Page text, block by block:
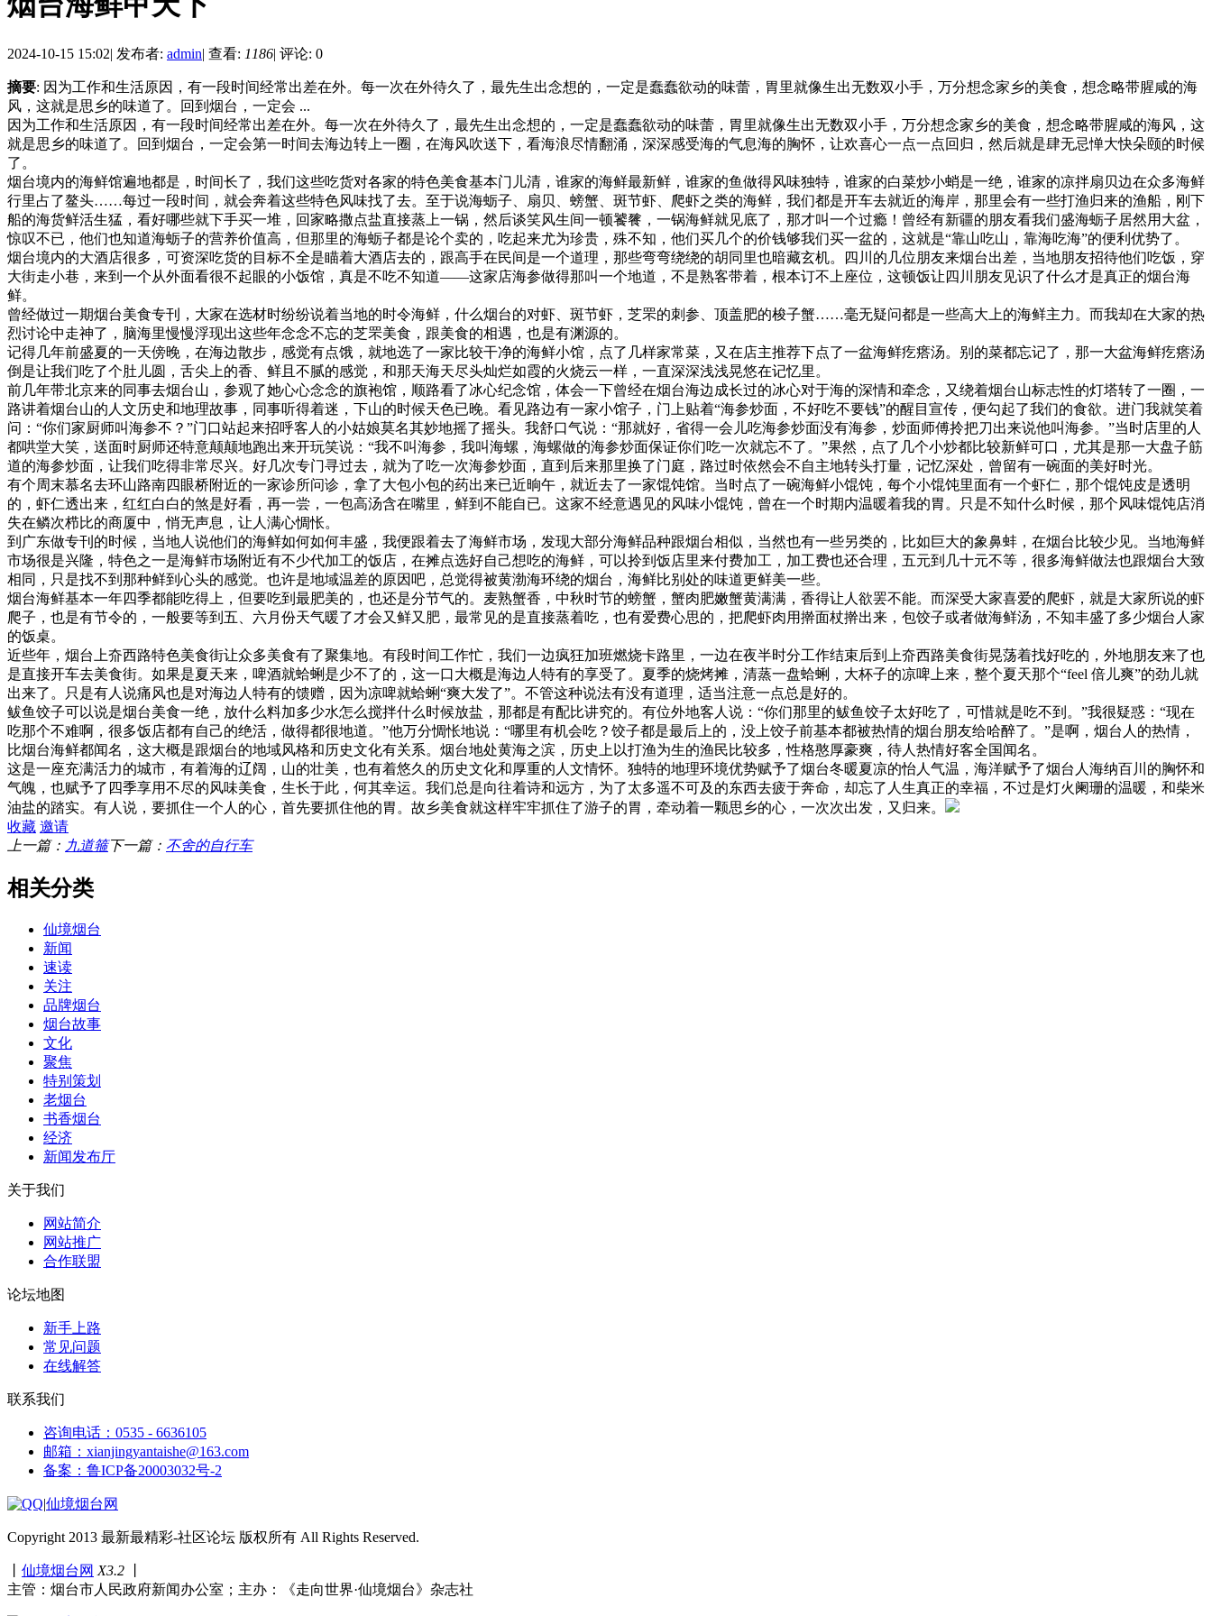
2024-10-15 15:02| 发布者: admin| 查看: 1186| 评论: 0
摘要: 因为工作和生活原因，有一段时间经常出差在外。每一次在外待久了，最先生出念想的，一定是蠢蠢欲动的味蕾，胃里就像生出无数双小手，万分想念家乡的美食，想念略带腥咸的海
风，这就是思乡的味道了。回到烟台，一定会 ...
因为工作和生活原因，有一段时间经常出差在外。每一次在外待久了，最先生出念想的，一定是蠢蠢欲动的味蕾，胃里就像生出无数双小手，万分想念家乡的美食，想念略带腥咸的海风，这
就是思乡的味道了。回到烟台，一定会第一时间去海边转上一圈，在海风吹送下，看海浪尽情翻涌，深深感受海的气息海的胸怀，让欢喜心一点一点回归，然后就是肆无忌惮大快朵颐的时候
了。
烟台境内的海鲜馆遍地都是，时间长了，我们这些吃货对各家的特色美食基本门儿清，谁家的海鲜最新鲜，谁家的鱼做得风味独特，谁家的白菜炒小蛸是一绝，谁家的凉拌扇贝边在众多海鲜
行里占了鳌头……每过一段时间，就会奔着这些特色风味找了去。至于说海蛎子、扇贝、螃蟹、斑节虾、爬虾之类的海鲜，我们都是开车去就近的海岸，那里会有一些打渔归来的渔船，刚下
船的海货鲜活生猛，看好哪些就下手买一堆，回家略撒点盐直接蒸上一锅，然后谈笑风生间一顿饕餮，一锅海鲜就见底了，那才叫一个过瘾！曾经有新疆的朋友看我们盛海蛎子居然用大盆，
惊叹不已，他们也知道海蛎子的营养价值高，但那里的海蛎子都是论个卖的，吃起来尤为珍贵，殊不知，他们买几个的价钱够我们买一盆的，这就是“靠山吃山，靠海吃海”的便利优势了。
烟台境内的大酒店很多，可资深吃货的目标不全是瞄着大酒店去的，跟高手在民间是一个道理，那些弯弯绕绕的胡同里也暗藏玄机。四川的几位朋友来烟台出差，当地朋友招待他们吃饭，穿
大街走小巷，来到一个从外面看很不起眼的小饭馆，真是不吃不知道——这家店海参做得那叫一个地道，不是熟客带着，根本订不上座位，这顿饭让四川朋友见识了什么才是真正的烟台海
鲜。
曾经做过一期烟台美食专刊，大家在选材时纷纷说着当地的时令海鲜，什么烟台的对虾、斑节虾，芝罘的刺参、顶盖肥的梭子蟹……毫无疑问都是一些高大上的海鲜主力。而我却在大家的热
烈讨论中走神了，脑海里慢慢浮现出这些年念念不忘的芝罘美食，跟美食的相遇，也是有渊源的。
记得几年前盛夏的一天傍晚，在海边散步，感觉有点饿，就地选了一家比较干净的海鲜小馆，点了几样家常菜，又在店主推荐下点了一盆海鲜疙瘩汤。别的菜都忘记了，那一大盆海鲜疙瘩汤
倒是让我们吃了个肚儿圆，舌尖上的香、鲜且不腻的感觉，和那天海天尽头灿烂如霞的火烧云一样，一直深深浅浅晃悠在记忆里。
前几年带北京来的同事去烟台山，参观了她心心念念的旗袍馆，顺路看了冰心纪念馆，体会一下曾经在烟台海边成长过的冰心对于海的深情和牵念，又绕着烟台山标志性的灯塔转了一圈，一
路讲着烟台山的人文历史和地理故事，同事听得着迷，下山的时候天色已晚。看见路边有一家小馆子，门上贴着“海参炒面，不好吃不要钱”的醒目宣传，便勾起了我们的食欲。进门我就笑着
问：“你们家厨师叫海参不？”门口站起来招呼客人的小姑娘莫名其妙地摇了摇头。我舒口气说：“那就好，省得一会儿吃海参炒面没有海参，炒面师傅拎把刀出来说他叫海参。”当时店里的人
都哄堂大笑，送面时厨师还特意颠颠地跑出来开玩笑说：“我不叫海参，我叫海螺，海螺做的海参炒面保证你们吃一次就忘不了。”果然，点了几个小炒都比较新鲜可口，尤其是那一大盘子筋
道的海参炒面，让我们吃得非常尽兴。好几次专门寻过去，就为了吃一次海参炒面，直到后来那里换了门庭，路过时依然会不自主地转头打量，记忆深处，曾留有一碗面的美好时光。
有个周末慕名去环山路南四眼桥附近的一家诊所问诊，拿了大包小包的药出来已近晌午，就近去了一家馄饨馆。当时点了一碗海鲜小馄饨，每个小馄饨里面有一个虾仁，那个馄饨皮是透明
的，虾仁透出来，红红白白的煞是好看，再一尝，一包高汤含在嘴里，鲜到不能自已。这家不经意遇见的风味小馄饨，曾在一个时期内温暖着我的胃。只是不知什么时候，那个风味馄饨店消
失在鳞次栉比的商厦中，悄无声息，让人满心惆怅。
到广东做专刊的时候，当地人说他们的海鲜如何如何丰盛，我便跟着去了海鲜市场，发现大部分海鲜品种跟烟台相似，当然也有一些另类的，比如巨大的象鼻蚌，在烟台比较少见。当地海鲜
市场很是兴隆，特色之一是海鲜市场附近有不少代加工的饭店，在摊点选好自己想吃的海鲜，可以拎到饭店里来付费加工，加工费也还合理，五元到几十元不等，很多海鲜做法也跟烟台大致
相同，只是找不到那种鲜到心头的感觉。也许是地域温差的原因吧，总觉得被黄渤海环绕的烟台，海鲜比别处的味道更鲜美一些。
烟台海鲜基本一年四季都能吃得上，但要吃到最肥美的，也还是分节气的。麦熟蟹香，中秋时节的螃蟹，蟹肉肥嫩蟹黄满满，香得让人欲罢不能。而深受大家喜爱的爬虾，就是大家所说的虾
爬子，也是有节令的，一般要等到五、六月份天气暖了才会又鲜又肥，最常见的是直接蒸着吃，也有爱费心思的，把爬虾肉用擀面杖擀出来，包饺子或者做海鲜汤，不知丰盛了多少烟台人家
的饭桌。
近些年，烟台上夼西路特色美食街让众多美食有了聚集地。有段时间工作忙，我们一边疯狂加班燃烧卡路里，一边在夜半时分工作结束后到上夼西路美食街晃荡着找好吃的，外地朋友来了也
是直接开车去美食街。如果是夏天来，啤酒就蛤蜊是少不了的，这一口大概是海边人特有的享受了。夏季的烧烤摊，清蒸一盘蛤蜊，大杯子的凉啤上来，整个夏天那个“feel 倍儿爽”的劲儿就
出来了。只是有人说痛风也是对海边人特有的馈赠，因为凉啤就蛤蜊“爽大发了”。不管这种说法有没有道理，适当注意一点总是好的。
鲅鱼饺子可以说是烟台美食一绝，放什么料加多少水怎么搅拌什么时候放盐，那都是有配比讲究的。有位外地客人说：“你们那里的鲅鱼饺子太好吃了，可惜就是吃不到。”我很疑惑：“现在
吃那个不难啊，很多饭店都有自己的绝活，做得都很地道。”他万分惆怅地说：“哪里有机会吃？饺子都是最后上的，没上饺子前基本都被热情的烟台朋友给哈醉了。”是啊，烟台人的热情，
比烟台海鲜都闻名，这大概是跟烟台的地域风格和历史文化有关系。烟台地处黄海之滨，历史上以打渔为生的渔民比较多，性格憨厚豪爽，待人热情好客全国闻名。
这是一座充满活力的城市，有着海的辽阔，山的壮美，也有着悠久的历史文化和厚重的人文情怀。独特的地理环境优势赋予了烟台冬暖夏凉的怡人气温，海洋赋予了烟台人海纳百川的胸怀和
气魄，也赋予了四季享用不尽的风味美食，生长于此，何其幸运。我们总是向往着诗和远方，为了太多遥不可及的东西去疲于奔命，却忘了人生真正的幸福，不过是灯火阑珊的温暖，和柴米
油盐的踏实。有人说，要抓住一个人的心，首先要抓住他的胃。故乡美食就这样牢牢抓住了游子的胃，牵动着一颗思乡的心，一次次出发，又归来。
收藏 邀请
上一篇： 九道箍下一篇： 不舍的自行车
相关分类
仙境烟台
新闻
速读
关注
品牌烟台
烟台故事
文化
聚焦
特别策划
老烟台
书香烟台
经济
新闻发布厅
关于我们
网站简介
网站推广
合作联盟
论坛地图
新手上路
常见问题
在线解答
联系我们
咨询电话：0535 - 6636105
邮箱：xianjingyantaishe@163.com
备案：鲁ICP备20003032号-2
|仙境烟台网
Copyright 2013 最新最精彩-社区论坛 版权所有 All Rights Reserved.
仙境烟台网 X3.2
主管：烟台市人民政府新闻办公室；主办：《走向世界·仙境烟台》杂志社